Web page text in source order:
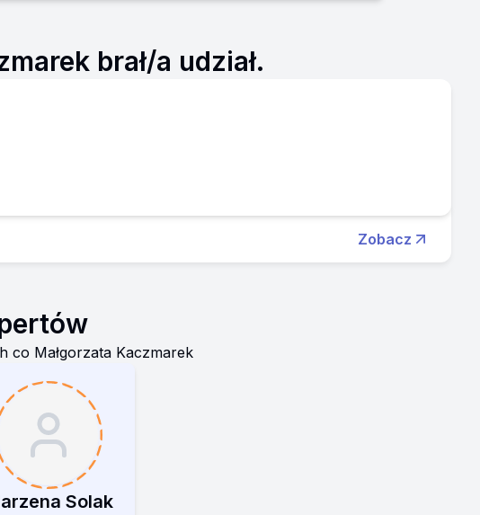
brał/a udział.
Zobacz
co Małgorzata Kaczmarek
Solak